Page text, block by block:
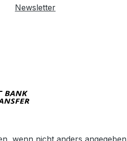
Newsletter
wenn nicht anders angegeben.